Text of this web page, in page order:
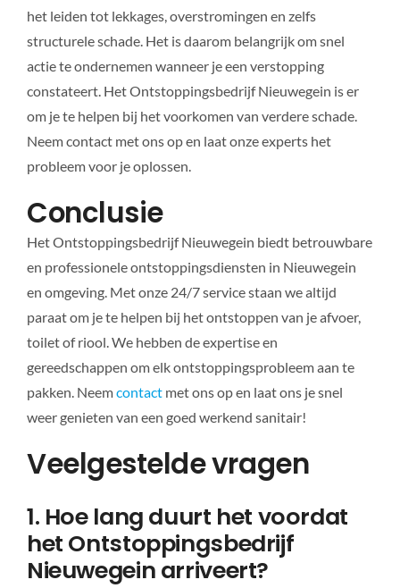
het leiden tot lekkages, overstromingen en zelfs
structurele schade. Het is daarom belangrijk om snel
actie te ondernemen wanneer je een verstopping
constateert. Het Ontstoppingsbedrijf Nieuwegein is er
om je te helpen bij het voorkomen van verdere schade.
Neem contact met ons op en laat onze experts het
probleem voor je oplossen.
Conclusie
Het Ontstoppingsbedrijf Nieuwegein biedt betrouwbare
en professionele ontstoppingsdiensten in Nieuwegein
en omgeving. Met onze 24/7 service staan we altijd
paraat om je te helpen bij het ontstoppen van je afvoer,
toilet of riool. We hebben de expertise en
gereedschappen om elk ontstoppingsprobleem aan te
pakken. Neemcontactmet ons op en laat ons je snel
weer genieten van een goed werkend sanitair!
Veelgestelde vragen
1. Hoe lang duurt het voordat
het Ontstoppingsbedrijf
Nieuwegein arriveert?